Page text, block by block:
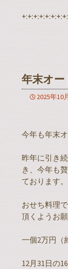
年末オ
2025年10
今年も年末
昨年に引き
き、今年も
ております。
おせち料理
頂くようお願
一個2万円（
12月31日の